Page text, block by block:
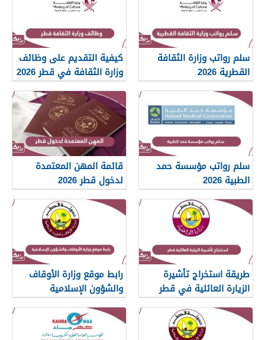
سلم رواتب وزارة الثقافة
القطرية 2026
كيفية التقديم على وظائف
وزارة الثقافة في قطر 2026
سلم رواتب مؤسسة حمد
الطبية 2026
قائمة المهن المعتمدة
لدخول قطر 2026
طريقة استخراج تأشيرة
الزيارة العائلية في قطر
2026
رابط موقع وزارة الأوقاف
والشؤون الإسلامية
islam.gov.qa